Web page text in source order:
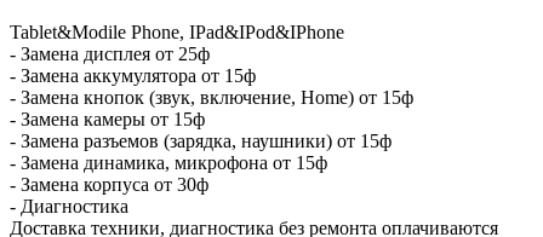
Tablet&Modile Phone, IPad&IPod&IPhone
- Замена дисплея от 25ф
- Замена аккумулятора от 15ф
- Замена кнопок (звук, включение, Home) от 15ф
- Замена камеры от 15ф
- Замена разъемов (зарядка, наушники) от 15ф
- Замена динамика, микрофона от 15ф
- Замена корпуса от 30ф
- Диагностика
Доставка техники, диагностика без ремонта оплачиваются